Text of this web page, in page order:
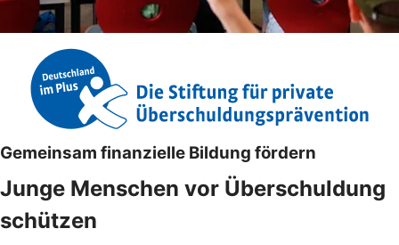
Gemeinsam finanzielle Bildung fördern
Junge Menschen vor Überschuldung
schützen